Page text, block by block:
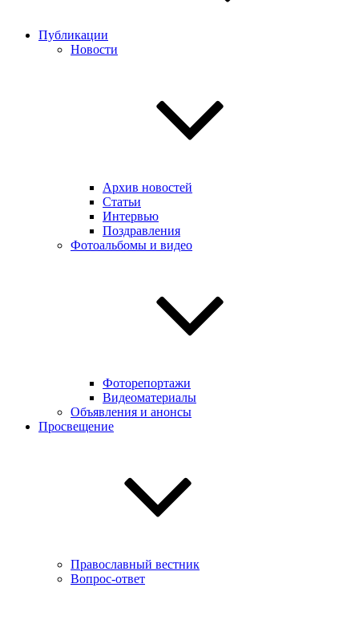
Публикации
Новости
Архив новостей
Статьи
Интервью
Поздравления
Фотоальбомы и видео
Фоторепортажи
Видеоматериалы
Объявления и анонсы
Просвещение
Православный вестник
Вопрос-ответ